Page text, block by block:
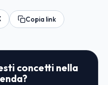
Copia link
concetti nella